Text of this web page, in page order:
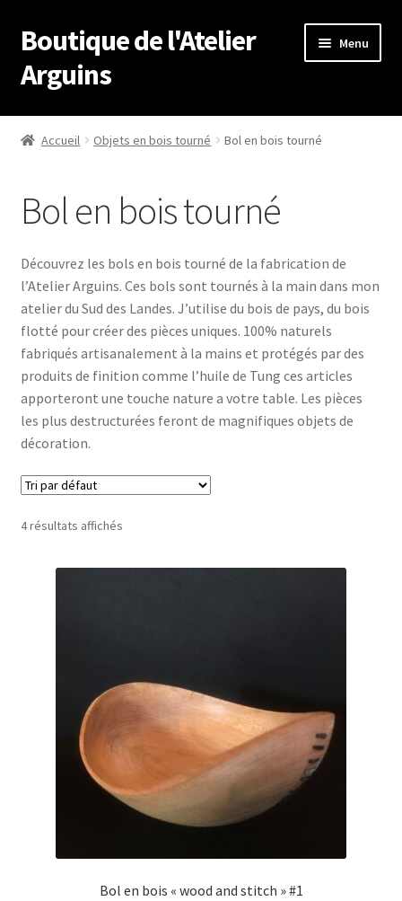
Aller
à
la
Aller
au
contenu
Boutique de l'Atelier
Arguins
Menu
Accueil
Boutique
Conditions Générales de Vente
Contact
Mentions légales
Mon compte
Panier
Politique de confidentialité
Accueil Objets en bois tourné Bol en bois tourné
Bol en bois tourné
Découvrez les bols en bois tourné de la fabrication de
l’Atelier Arguins. Ces bols sont tournés à la main dans mon
atelier du Sud des Landes. J’utilise du bois de pays, du bois
flotté pour créer des pièces uniques. 100% naturels
fabriqués artisanalement à la mains et protégés par des
produits de finition comme l’huile de Tung ces articles
apporteront une touche nature a votre table. Les pièces
les plus destructurées feront de magnifiques objets de
décoration.
4 résultats affichés
Bol en bois « wood and stitch » #1